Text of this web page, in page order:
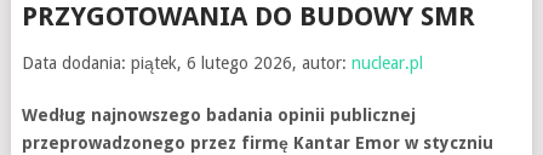
PRZYGOTOWANIA DO BUDOWY SMR
Data dodania: piątek, 6 lutego 2026, autor: nuclear.pl
Według najnowszego badania opinii publicznej
przeprowadzonego przez firmę Kantar Emor w styczniu